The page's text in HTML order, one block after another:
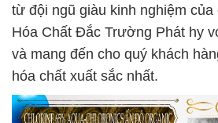
từ đội ngũ giàu kinh nghiệm
Hóa Chất Đắc Trường Phát hy
và mang đến cho quý khách
hóa chất xuất sắc nhất.